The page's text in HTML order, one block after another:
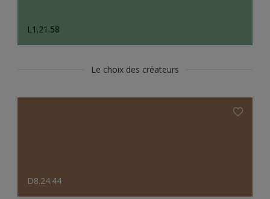
L1.21.58
Le choix des créateurs
D8.24.44